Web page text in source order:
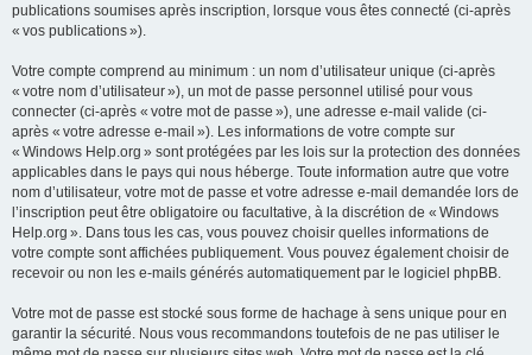
publications soumises après inscription, lorsque vous êtes connecté (ci-après
« vos publications »).
Votre compte comprend au minimum : un nom d’utilisateur unique (ci-après
« votre nom d’utilisateur »), un mot de passe personnel utilisé pour vous
connecter (ci-après « votre mot de passe »), une adresse e-mail valide (ci-
après « votre adresse e-mail »). Les informations de votre compte sur
« Windows Help.org » sont protégées par les lois sur la protection des données
applicables dans le pays qui nous héberge. Toute information autre que votre
nom d’utilisateur, votre mot de passe et votre adresse e-mail demandée lors de
l’inscription peut être obligatoire ou facultative, à la discrétion de « Windows
Help.org ». Dans tous les cas, vous pouvez choisir quelles informations de
votre compte sont affichées publiquement. Vous pouvez également choisir de
recevoir ou non les e-mails générés automatiquement par le logiciel phpBB.
Votre mot de passe est stocké sous forme de hachage à sens unique pour en
garantir la sécurité. Nous vous recommandons toutefois de ne pas utiliser le